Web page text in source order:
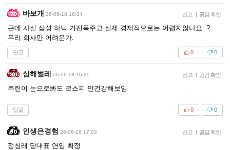
바보개 26-06-18 16:34 신고 | 공감 확인
근데 사실 삼성 하닉 거진독주고 실제 경제적으로는 어렵지않나요..?
우리 회사만 어려운가.
답글 0
0
심해벌레 26-06-18 16:35 신고 | 공감 확인
주린이 눈으로봐도 코스피 안건강해보임
답글 0
0
인생은경험 26-06-18 17:02 신고 | 공감 확인
정청래 당대표 연임 확정